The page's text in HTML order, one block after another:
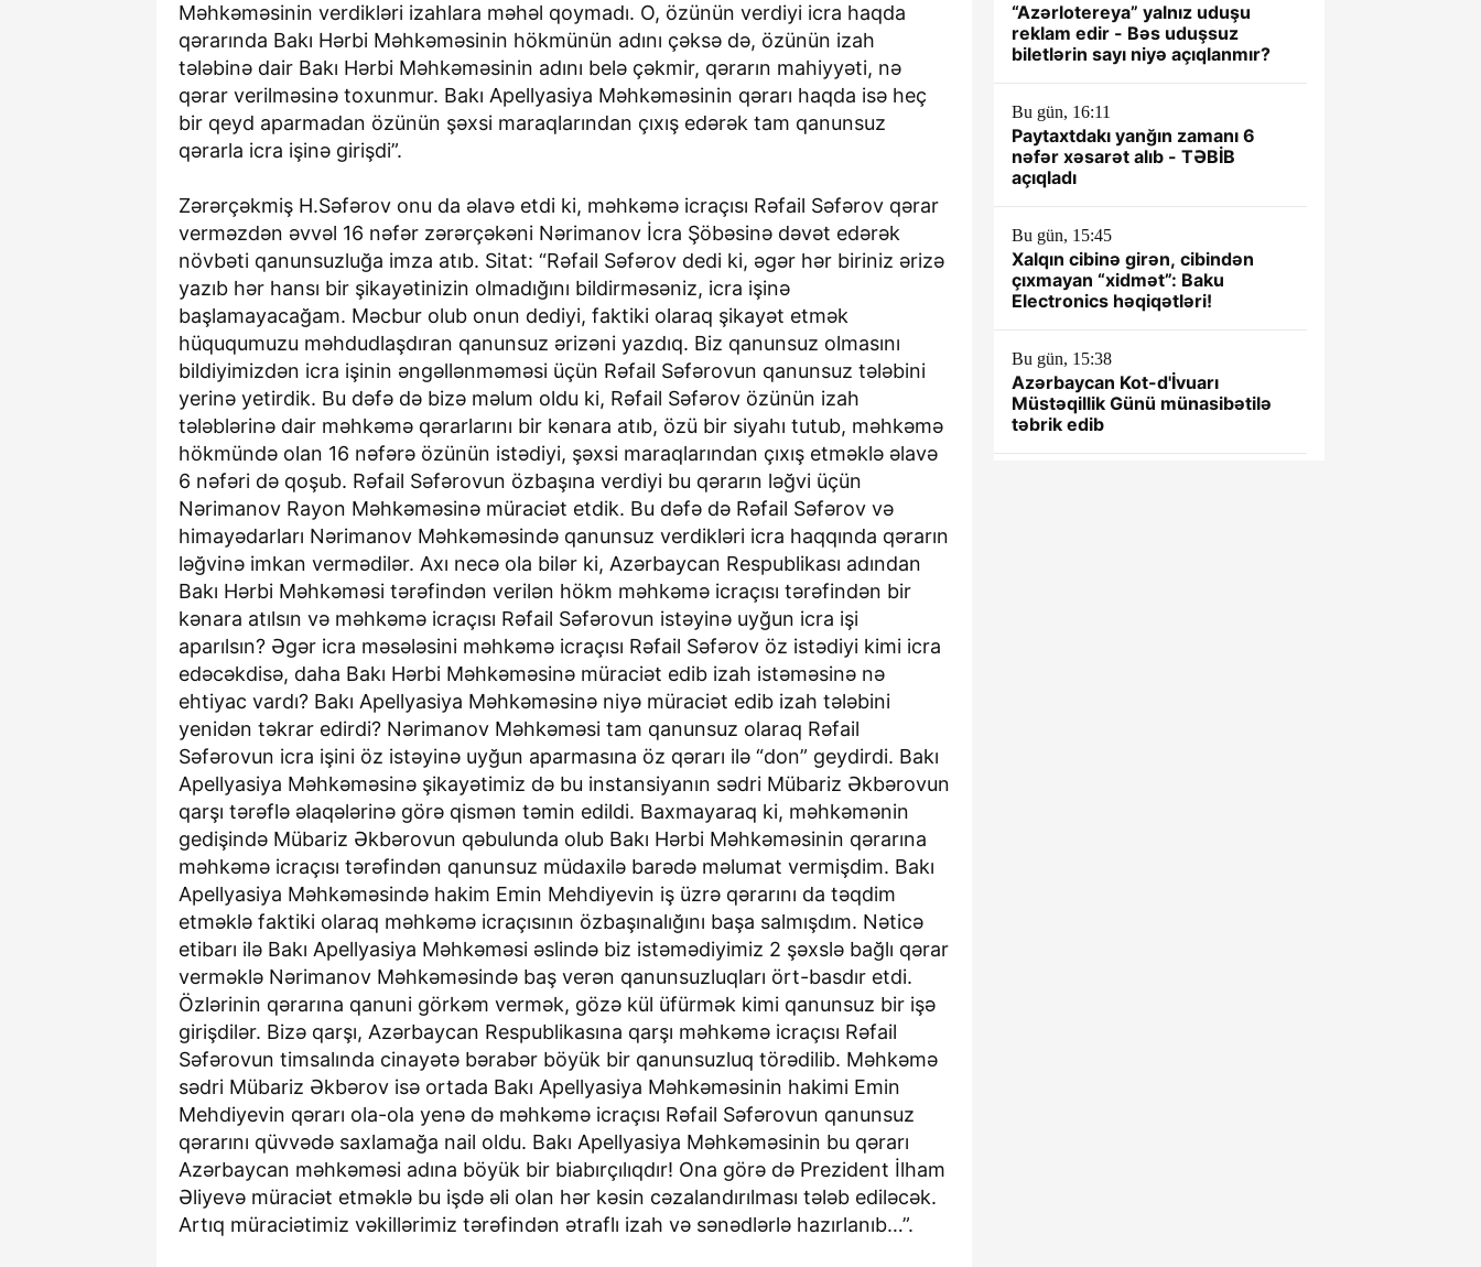
Məhkəməsinin verdikləri izahlara məhəl qoymadı. O, özünün verdiyi icra haqda
qərarında Bakı Hərbi Məhkəməsinin hökmünün adını çəksə də, özünün izah
tələbinə dair Bakı Hərbi Məhkəməsinin adını belə çəkmir, qərarın mahiyyəti, nə
qərar verilməsinə toxunmur. Bakı Apellyasiya Məhkəməsinin qərarı haqda isə heç
bir qeyd aparmadan özünün şəxsi maraqlarından çıxış edərək tam qanunsuz
qərarla icra işinə girişdi”.
Zərərçəkmiş H.Səfərov onu da əlavə etdi ki, məhkəmə icraçısı Rəfail Səfərov qərar
verməzdən əvvəl 16 nəfər zərərçəkəni Nərimanov İcra Şöbəsinə dəvət edərək
növbəti qanunsuzluğa imza atıb. Sitat: “Rəfail Səfərov dedi ki, əgər hər biriniz ərizə
yazıb hər hansı bir şikayətinizin olmadığını bildirməsəniz, icra işinə
başlamayacağam. Məcbur olub onun dediyi, faktiki olaraq şikayət etmək
hüququmuzu məhdudlaşdıran qanunsuz ərizəni yazdıq. Biz qanunsuz olmasını
bildiyimizdən icra işinin əngəllənməməsi üçün Rəfail Səfərovun qanunsuz tələbini
yerinə yetirdik. Bu dəfə də bizə məlum oldu ki, Rəfail Səfərov özünün izah
tələblərinə dair məhkəmə qərarlarını bir kənara atıb, özü bir siyahı tutub, məhkəmə
hökmündə olan 16 nəfərə özünün istədiyi, şəxsi maraqlarından çıxış etməklə əlavə
6 nəfəri də qoşub. Rəfail Səfərovun özbaşına verdiyi bu qərarın ləğvi üçün
Nərimanov Rayon Məhkəməsinə müraciət etdik. Bu dəfə də Rəfail Səfərov və
himayədarları Nərimanov Məhkəməsində qanunsuz verdikləri icra haqqında qərarın
ləğvinə imkan vermədilər. Axı necə ola bilər ki, Azərbaycan Respublikası adından
Bakı Hərbi Məhkəməsi tərəfindən verilən hökm məhkəmə icraçısı tərəfindən bir
kənara atılsın və məhkəmə icraçısı Rəfail Səfərovun istəyinə uyğun icra işi
aparılsın? Əgər icra məsələsini məhkəmə icraçısı Rəfail Səfərov öz istədiyi kimi icra
edəcəkdisə, daha Bakı Hərbi Məhkəməsinə müraciət edib izah istəməsinə nə
ehtiyac vardı? Bakı Apellyasiya Məhkəməsinə niyə müraciət edib izah tələbini
yenidən təkrar edirdi? Nərimanov Məhkəməsi tam qanunsuz olaraq Rəfail
Səfərovun icra işini öz istəyinə uyğun aparmasına öz qərarı ilə “don” geydirdi. Bakı
Apellyasiya Məhkəməsinə şikayətimiz də bu instansiyanın sədri Mübariz Əkbərovun
qarşı tərəflə əlaqələrinə görə qismən təmin edildi. Baxmayaraq ki, məhkəmənin
gedişində Mübariz Əkbərovun qəbulunda olub Bakı Hərbi Məhkəməsinin qərarına
məhkəmə icraçısı tərəfindən qanunsuz müdaxilə barədə məlumat vermişdim. Bakı
Apellyasiya Məhkəməsində hakim Emin Mehdiyevin iş üzrə qərarını da təqdim
etməklə faktiki olaraq məhkəmə icraçısının özbaşınalığını başa salmışdım. Nəticə
etibarı ilə Bakı Apellyasiya Məhkəməsi əslində biz istəmədiyimiz 2 şəxslə bağlı qərar
verməklə Nərimanov Məhkəməsində baş verən qanunsuzluqları ört-basdır etdi.
Özlərinin qərarına qanuni görkəm vermək, gözə kül üfürmək kimi qanunsuz bir işə
girişdilər. Bizə qarşı, Azərbaycan Respublikasına qarşı məhkəmə icraçısı Rəfail
Səfərovun timsalında cinayətə bərabər böyük bir qanunsuzluq törədilib. Məhkəmə
sədri Mübariz Əkbərov isə ortada Bakı Apellyasiya Məhkəməsinin hakimi Emin
Mehdiyevin qərarı ola-ola yenə də məhkəmə icraçısı Rəfail Səfərovun qanunsuz
qərarını qüvvədə saxlamağa nail oldu. Bakı Apellyasiya Məhkəməsinin bu qərarı
Azərbaycan məhkəməsi adına böyük bir biabırçılıqdır! Ona görə də Prezident İlham
Əliyevə müraciət etməklə bu işdə əli olan hər kəsin cəzalandırılması tələb ediləcək.
Artıq müraciətimiz vəkillərimiz tərəfindən ətraflı izah və sənədlərlə hazırlanıb…”.
“Azərlotereya” yalnız uduşu
reklam edir - Bəs uduşsuz
biletlərin sayı niyə açıqlanmır?
Bu gün, 16:11
Paytaxtdakı yanğın zamanı 6
nəfər xəsarət alıb - TƏBİB
açıqladı
Bu gün, 15:45
Xalqın cibinə girən, cibindən
çıxmayan “xidmət”: Baku
Electronics həqiqətləri!
Bu gün, 15:38
Azərbaycan Kot-d'İvuarı
Müstəqillik Günü münasibətilə
təbrik edib